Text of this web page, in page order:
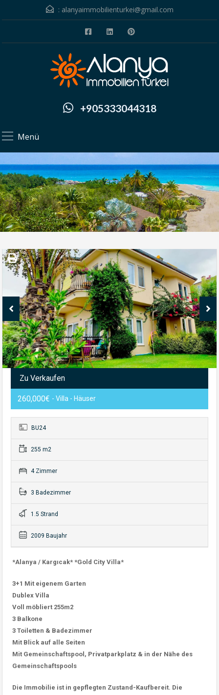
: alanyaimmobilienturkei@gmail.com
+905333044318
Menü
Zu Verkaufen
260,000€ - Villa - Häuser
BU24
255 m2
4 Zimmer
3 Badezimmer
1.5 Strand
2009 Baujahr
*Alanya / Kargıcak* *Gold City Villa*
3+1 Mit eigenem Garten
Dublex Villa
Voll möbliert 255m2
3 Balkone
3 Toiletten & Badezimmer
Mit Blick auf alle Seiten
Mit Gemeinschaftspool, Privatparkplatz & in der Nähe des
Gemeinschaftspools
Die Immobilie ist in gepflegten Zustand-Kaufbereit. Die